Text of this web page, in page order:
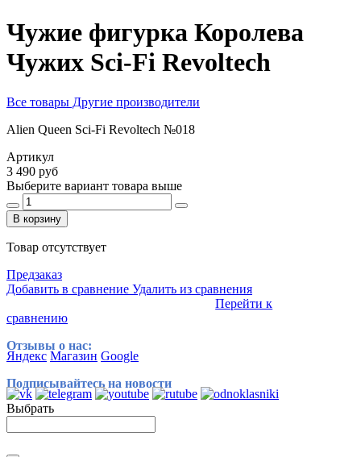
Чужие фигурка Королева
Чужих Sci-Fi Revoltech
Все товары Другие производители
Alien Queen Sci-Fi Revoltech №018
Артикул
3 490 руб
Выберите вариант товара выше
В корзину
Товар отсутствует
Предзаказ
Добавить в сравнение Удалить из сравнения
Перейти к
сравнению
Отзывы о нас:
Яндекс Магазин Google
Подписывайтесь на новости
Выбрать